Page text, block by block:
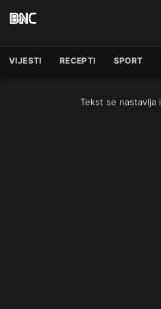
VIJESTI RECEPTI SPORT
Tekst se nastavlja